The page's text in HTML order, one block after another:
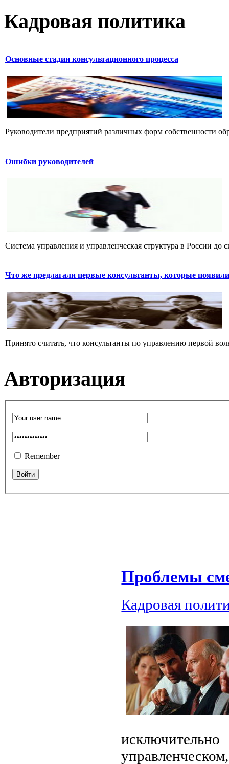
Кадровая политика
Основные стадии консультационного процесса
Руководители предприятий различных форм собственности
Ошибки руководителей
Система управления и управленческая структура в России
Что же предлагали первые консультанты, которые
Принято считать, что консультанты по управлению первой
Авторизация
Remember
Проблемы
Кадровая